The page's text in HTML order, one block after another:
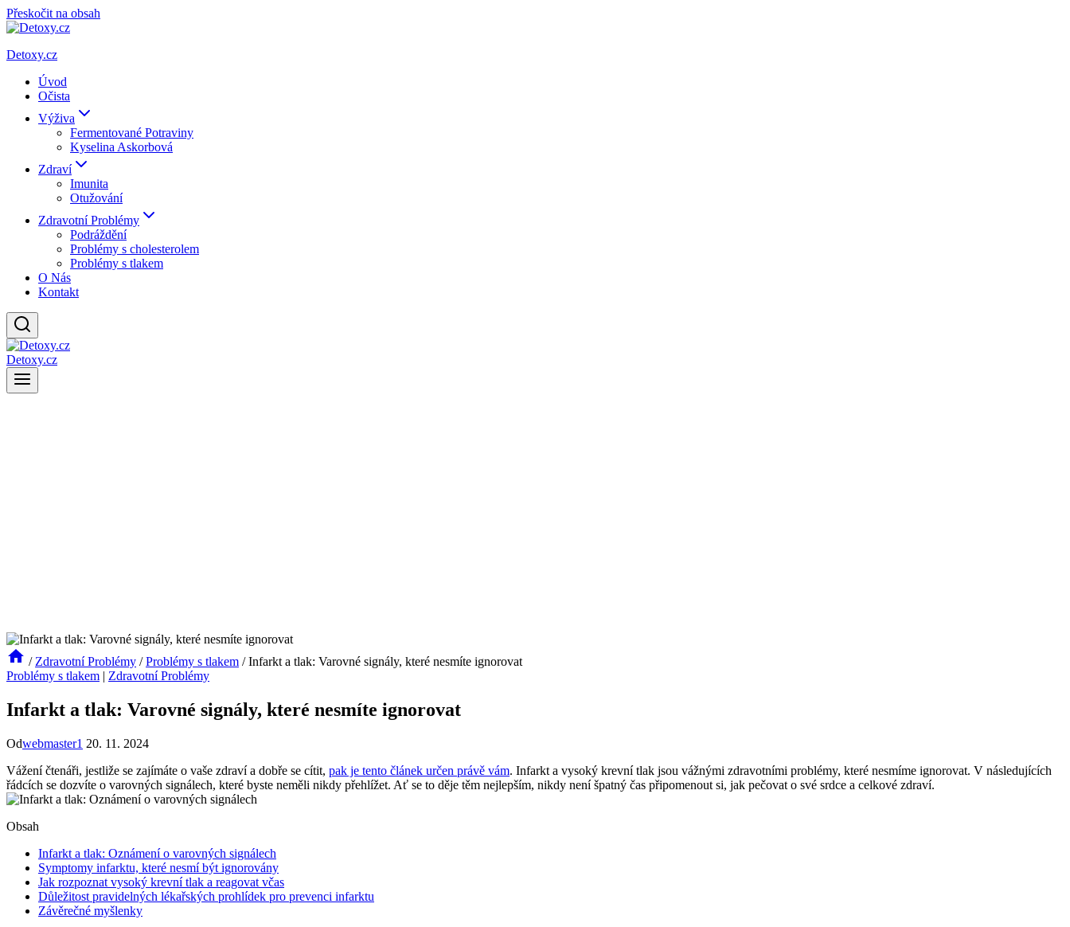
Přeskočit na obsah
Detoxy.cz
Úvod
Očista
Výživa
Fermentované Potraviny
Kyselina Askorbová
Zdraví
Imunita
Otužování
Zdravotní Problémy
Podráždění
Problémy s cholesterolem
Problémy s tlakem
O Nás
Kontakt
Detoxy.cz
/ Zdravotní Problémy / Problémy s tlakem / Infarkt a tlak: Varovné signály, které nesmíte ignorovat
Problémy s tlakem | Zdravotní Problémy
Infarkt a tlak: Varovné signály, které nesmíte ignorovat
Odwebmaster1 20. 11. 2024
Vážení čtenáři, jestliže se zajímáte o vaše zdraví a dobře se cítit, pak je tento článek určen právě vám. Infarkt a vysoký krevní tlak jsou vážnými zdravotními problémy, které nesmíme ignorovat. V následujících
řádcích se dozvíte o varovných signálech, které byste neměli nikdy přehlížet. Ať se to děje těm nejlepším, nikdy není špatný čas připomenout si, jak pečovat o své srdce a celkové zdraví.
Obsah
Infarkt a tlak: Oznámení o varovných signálech
Symptomy infarktu, které nesmí být ignorovány
Jak rozpoznat vysoký krevní tlak a reagovat včas
Důležitost pravidelných lékařských prohlídek pro prevenci infarktu
Závěrečné myšlenky